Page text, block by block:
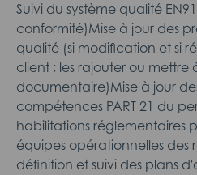
Suivi du système qualité
conformité)Mise à jour des
qualité (si modification et si
client ; les rajouter ou mettre
documentaire)Mise à jour
compétences PART 21 du
habilitations réglementaires
équipes opérationnelles des
définition et suivi des plans